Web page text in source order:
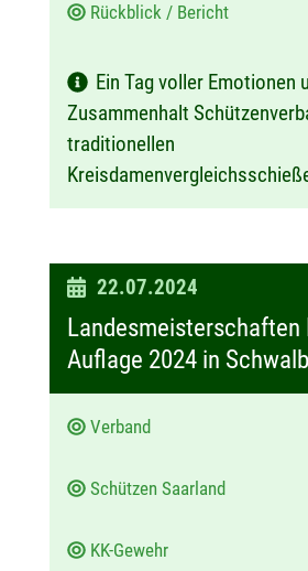
Rückblick / Bericht
Ein Tag voller Emotionen
Zusammenhalt
traditionellen
D
a
t
:
22.07.2024
Landesmeisterschaften
Auflage 2024 in
Verband
Schützen Saarland
KK-Gewehr